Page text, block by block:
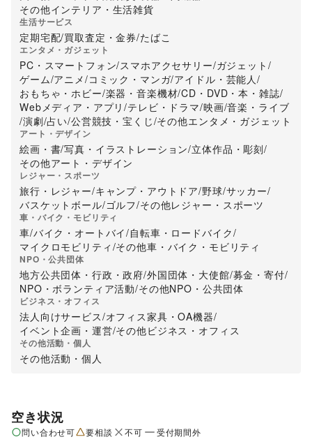
その他インテリア・生活雑貨
生活サービス
定期宅配/買取査定・金券/たばこ
エンタメ・ガジェット
PC・スマートフォン/スマホアクセサリー/ガジェット /
ゲーム/アニメ/コミック・マンガ/アイドル・芸能人/
おもちゃ・ホビー/楽器・音楽機材/CD・DVD・本・雑誌/
Webメディア・アプリ/テレビ・ドラマ/映画/音楽・ライブ
/演劇/占い/公営競技・宝くじ/その他エンタメ・ガジェット
アート・デザイン
絵画・書/写真・イラストレーション/立体作品・彫刻/
その他アート・デザイン
レジャー・スポーツ
旅行・レジャー/キャンプ・アウトドア/野球/サッカー/
バスケットボール/ゴルフ/その他レジャー・スポーツ
車・バイク・モビリティ
車/バイク・オートバイ/自転車・ロードバイク/
マイクロモビリティ /その他車・バイク・モビリティ
NPO・公共団体
地方公共団体・行政・政府/外国団体・大使館/募金・寄付/
NPO・ボランティア活動/その他NPO・公共団体
ビジネス・オフィス
法人向けサービス/オフィス家具・OA機器/
イベント企画・運営/その他ビジネス・オフィス
その他活動・個人
その他活動・個人
空き状況
問い合わせ可 要相談 不可 受付期間外